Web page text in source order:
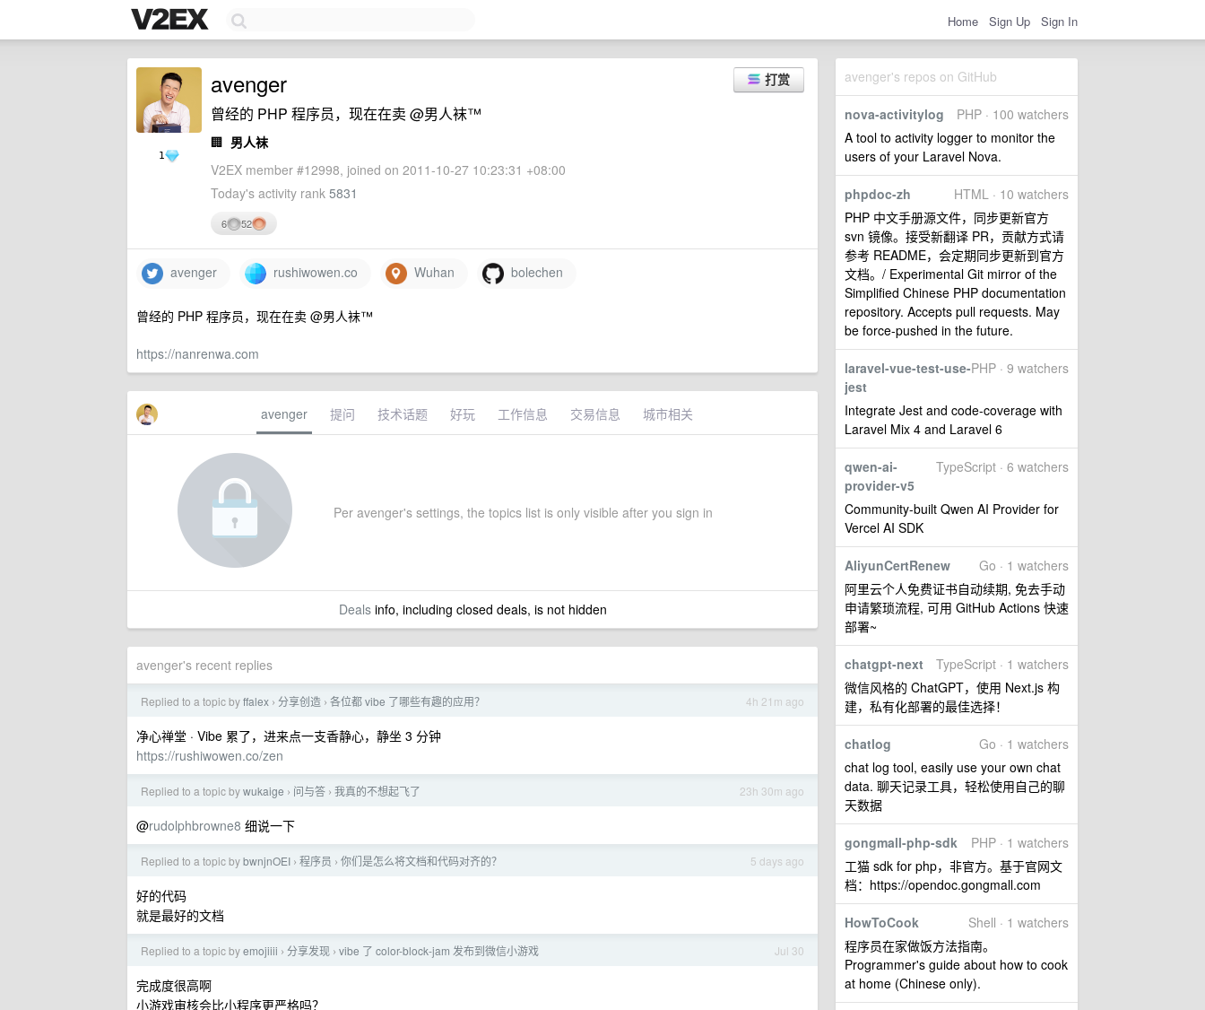
Home Sign Up Sign In
avenger's repos on GitHub
PHP · 100 watchers
nova-activitylog
A tool to activity logger to monitor the
users of your Laravel Nova.
HTML · 10 watchers
phpdoc-zh
PHP 中文手册源文件，同步更新官方
svn 镜像。接受新翻译 PR，贡献方式请
参考 README，会定期同步更新到官方
文档。/ Experimental Git mirror of the
Simplified Chinese PHP documentation
repository. Accepts pull requests. May
be force-pushed in the future.
PHP · 9 watchers
laravel-vue-test-use-
jest
Integrate Jest and code-coverage with
Laravel Mix 4 and Laravel 6
TypeScript · 6 watchers
qwen-ai-
provider-v5
Community-built Qwen AI Provider for
Vercel AI SDK
Go · 1 watchers
AliyunCertRenew
阿里云个人免费证书自动续期, 免去手动
申请繁琐流程, 可用 GitHub Actions 快速
部署~
TypeScript · 1 watchers
chatgpt-next
微信风格的 ChatGPT，使用 Next.js 构
建，私有化部署的最佳选择！
Go · 1 watchers
chatlog
chat log tool, easily use your own chat
data. 聊天记录工具，轻松使用自己的聊
天数据
PHP · 1 watchers
gongmall-php-sdk
工猫 sdk for php，非官方。基于官网文
档：https://opendoc.gongmall.com
Shell · 1 watchers
HowToCook
程序员在家做饭方法指南。
Programmer's guide about how to cook
at home (Chinese only).
1
打赏
avenger
曾经的 PHP 程序员，现在在卖 @男人袜™
🏢 男人袜
V2EX member #12998, joined on 2011-10-27 10:23:31 +08:00
Today's activity rank 5831
6 52
avenger rushiwowen.co Wuhan bolechen
曾经的 PHP 程序员，现在在卖 @男人袜™
https://nanrenwa.com
avenger 提问 技术话题 好玩 工作信息 交易信息 城市相关
Per avenger's settings, the topics list is only visible after you sign in
Dealsinfo, including closed deals, is not hidden
avenger's recent replies
4h 21m ago
Replied to a topic byffalex › 分享创造 › 各位都 vibe 了哪些有趣的应用？
净心禅堂 · Vibe 累了，进来点一支香静心，静坐 3 分钟
https://rushiwowen.co/zen
23h 30m ago
Replied to a topic bywukaige › 问与答 › 我真的不想起飞了
@rudolphbrowne8 细说一下
5 days ago
Replied to a topic bybwnjnOEI › 程序员 › 你们是怎么将文档和代码对齐的？
好的代码
就是最好的文档
Jul 30
Replied to a topic byemojiiii › 分享发现 › vibe 了 color-block-jam 发布到微信小游戏
完成度很高啊
小游戏审核会比小程序更严格吗？